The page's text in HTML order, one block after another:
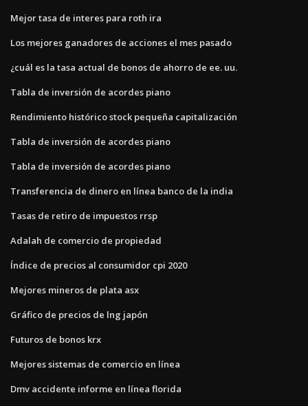
Mejor tasa de interes para roth ira
Los mejores ganadores de acciones el mes pasado
¿cuál es la tasa actual de bonos de ahorro de ee. uu.
Tabla de inversión de acordes piano
Rendimiento histórico stock pequeña capitalización
Tabla de inversión de acordes piano
Tabla de inversión de acordes piano
Transferencia de dinero en línea banco de la india
Tasas de retiro de impuestos rrsp
Adalah de comercio de propiedad
Índice de precios al consumidor cpi 2020
Mejores mineros de plata asx
Gráfico de precios de lng japón
Futuros de bonos krx
Mejores sistemas de comercio en línea
Dmv accidente informe en línea florida